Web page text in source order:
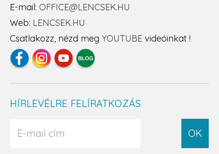
E-mail: OFFICE@LENCSEK.HU
Web: LENCSEK.HU
Csatlakozz, nézd meg YOUTUBE videóinkat !
HÍRLEVÉLRE FELÍRATKOZÁS
OK